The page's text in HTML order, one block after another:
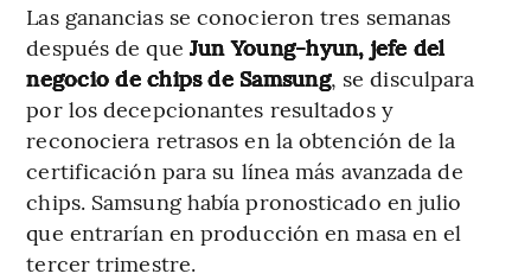
Las ganancias se conocieron tres semanas
después de que Jun Young-hyun, jefe del
negocio de chips de Samsung, se disculpara
por los decepcionantes resultados y
reconociera retrasos en la obtención de la
certificación para su línea más avanzada de
chips. Samsung había pronosticado en julio
que entrarían en producción en masa en el
tercer trimestre.